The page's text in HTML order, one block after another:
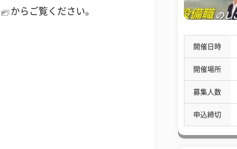
からご覧ください。
開催日時
開催場所
募集人数
申込締切